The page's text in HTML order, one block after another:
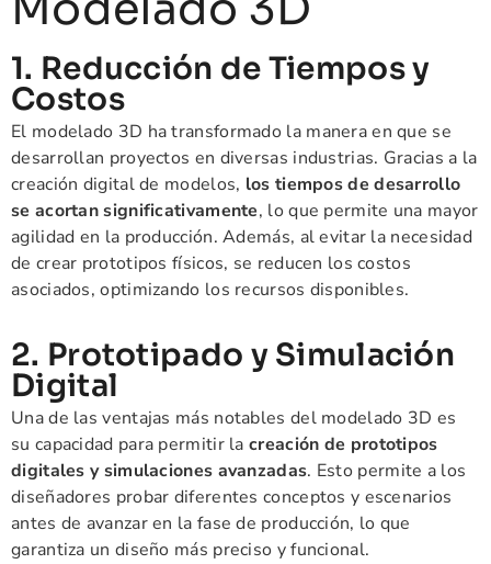
1. Reducción de Tiempos y
Costos
El modelado 3D ha transformado la manera en que se
desarrollan proyectos en diversas industrias. Gracias a la
creación digital de modelos, los tiempos de desarrollo
se acortan significativamente, lo que permite una mayor
agilidad en la producción. Además, al evitar la necesidad
de crear prototipos físicos, se reducen los costos
asociados, optimizando los recursos disponibles.
2. Prototipado y Simulación
Digital
Una de las ventajas más notables del modelado 3D es
su capacidad para permitir lacreación de prototipos
digitales y simulaciones avanzadas. Esto permite a los
diseñadores probar diferentes conceptos y escenarios
antes de avanzar en la fase de producción, lo que
garantiza un diseño más preciso y funcional.